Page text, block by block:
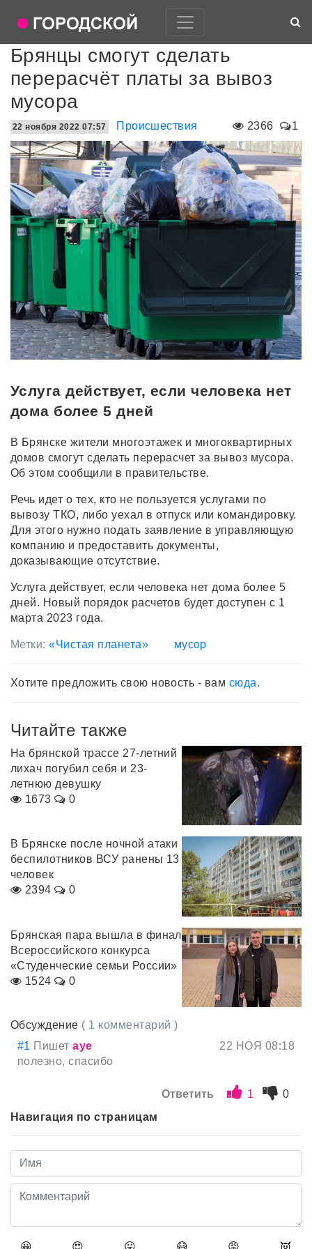
Брянцы смогут сделать
перерасчёт платы за вывоз
мусора
2366 1
22 ноября 2022 07:57 Происшествия
Услуга действует, если человека нет
дома более 5 дней
В Брянске жители многоэтажек и многоквартирных
домов смогут сделать перерасчет за вывоз мусора.
Об этом сообщили в правительстве.
Речь идет о тех, кто не пользуется услугами по
вывозу ТКО, либо уехал в отпуск или командировку.
Для этого нужно подать заявление в управляющую
компанию и предоставить документы,
доказывающие отсутствие.
Услуга действует, если человека нет дома более 5
дней. Новый порядок расчетов будет доступен с 1
марта 2023 года.
Метки:«Чистая планета» мусор
Хотите предложить свою новость - вам сюда.
Читайте также
На брянской трассе 27-летний
лихач погубил себя и 23-
летнюю девушку
1673
0
В Брянске после ночной атаки
беспилотников ВСУ ранены 13
человек
2394
0
Брянская пара вышла в финал
Всероссийского конкурса
«Студенческие семьи России»
1524
0
Обсуждение ( 1 комментарий )
#1 Пишетауе
22 НОЯ 08:18
полезно, спасибо
Ответить 1
0
Навигация по страницам
😀 😍 😛 😷 😡 👿